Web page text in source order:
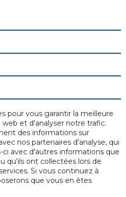
pour vous garantir la meilleure
et d'analyser notre trafic.
des informations sur
nos partenaires d'analyse, qui
avec d'autres informations que
qu'ils ont collectées lors de
Si vous continuez à
que vous en êtes